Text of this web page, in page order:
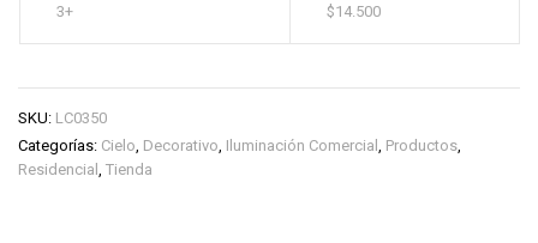
3+ $14.500
SKU: LC0350
Categorías: Cielo, Decorativo, Iluminación Comercial , Productos,
Residencial , Tienda